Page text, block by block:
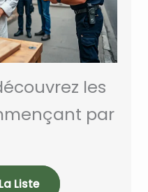
les
par
Liste